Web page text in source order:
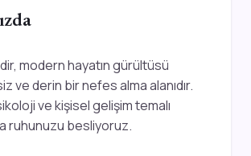
modern hayatın gürültüsü
ve derin bir nefes alma alanıdır.
ve kişisel gelişim temalı
ruhunuzu besliyoruz.